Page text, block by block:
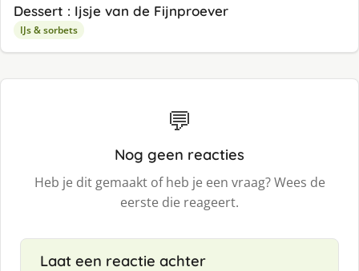
Dessert : Ijsje van de Fijnproever
IJs & sorbets
💬
Nog geen reacties
Heb je dit gemaakt of heb je een vraag? Wees de
eerste die reageert.
Laat een reactie achter